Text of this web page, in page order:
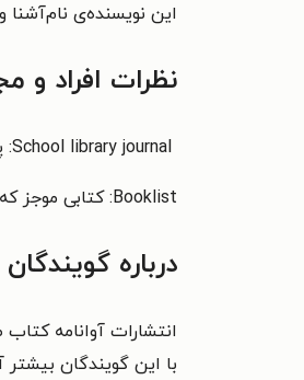
این نویسنده‌ی
نظرات افراد و
Booklist: کتابی موجز که مخاطبین در همه‌ی سنین را به صادق بودن با یکدیگر و ارزش گذاشتن به خانواده و دوستان تشویق می‌کند.
درباره
انتشارات آوانامه
با این گویندگان